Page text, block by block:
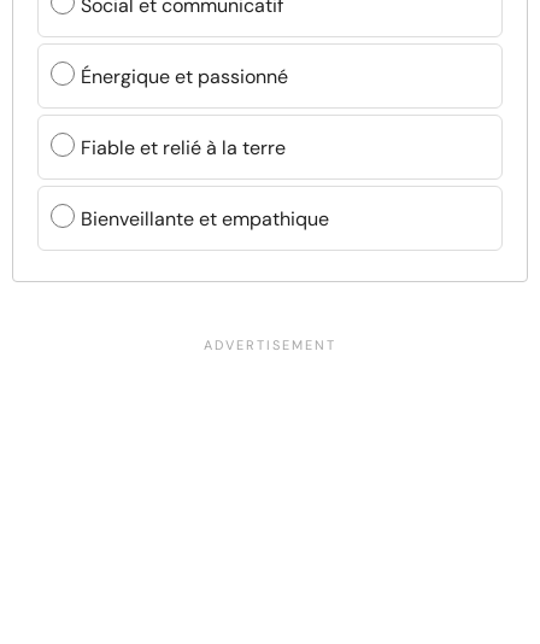
Énergique et passionné
Fiable et relié à la terre
Bienveillante et empathique